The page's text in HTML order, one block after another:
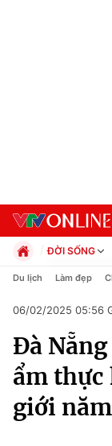
Chuyên mục
Chính trị
Xã hội
ĐỜI SỐNG
Chính trị
Pháp luật
Kinh tế
Thể thao
Truyền
Văn hóa -
Du lịch Làm đẹp
06/02/2025 05:56
Đà
ẩm thực
giới